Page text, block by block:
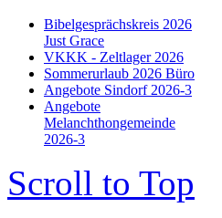
Bibelgesprächskreis 2026
Just Grace
VKKK - Zeltlager 2026
Sommerurlaub 2026 Büro
Angebote Sindorf 2026-3
Angebote
Melanchthongemeinde
2026-3
Scroll to Top